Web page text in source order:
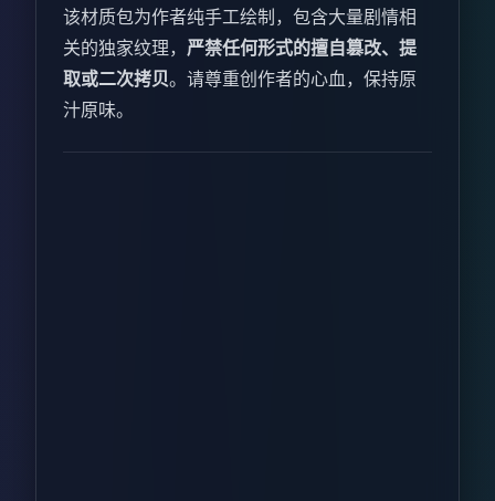
该材质包为作者纯手工绘制，包含大量剧情相
关的独家纹理， 严禁任何形式的擅自篡改、提
取或二次拷贝。请尊重创作者的心血，保持原
汁原味。